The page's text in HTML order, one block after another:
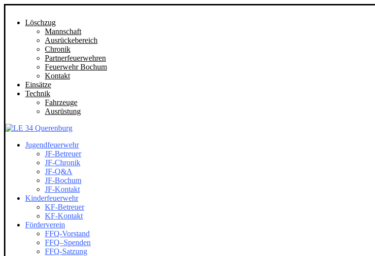
Löschzug
Mannschaft
Ausrückebereich
Chronik
Partnerfeuerwehren
Feuerwehr Bochum
Kontakt
Einsätze
Technik
Fahrzeuge
Ausrüstung
Jugendfeuerwehr
JF-Betreuer
JF-Chronik
JF-Q&A
JF-Bochum
JF-Kontakt
Kinderfeuerwehr
KF-Betreuer
KF-Kontakt
Förderverein
FFQ-Vorstand
FFQ–Spenden
FFQ-Satzung